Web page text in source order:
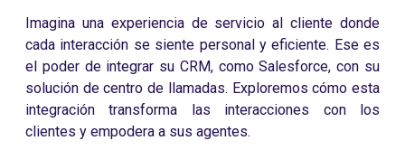
Imagina una experiencia de servicio al cliente donde
cada interacción se siente personal y eficiente. Ese es
el poder de integrar su CRM, como Salesforce, con su
solución de centro de llamadas. Exploremos cómo esta
integración transforma las interacciones con los
clientes y empodera a sus agentes.